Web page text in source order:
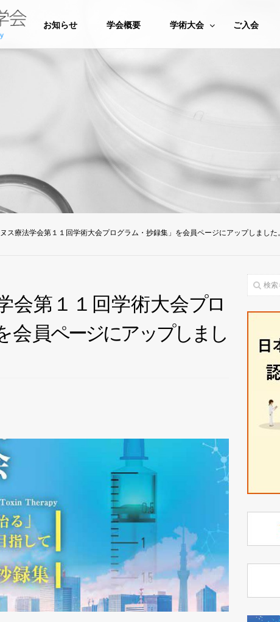
お知らせ 学会概要 学術大会 ご入会
ヌス療法学会第１１回学術大会プログラム・抄録集」を会員ページにアップしました
会第１１回学術大会プロ
会員ページにアップし ま し